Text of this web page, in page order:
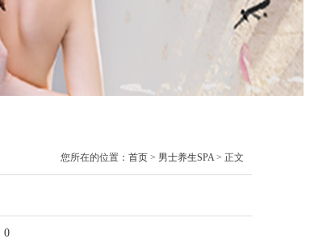
您所在的位置： 首页 > 男士养生SPA> 正文
0